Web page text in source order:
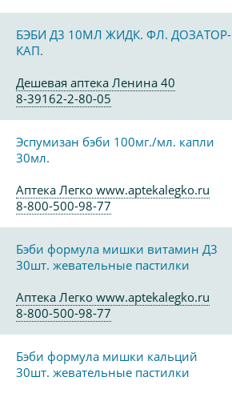
БЭБИ Д3 10МЛ ЖИДК. ФЛ. ДОЗАТОР-
КАП.
Дешевая аптека Ленина 40
8-39162-2-80-05
Эспумизан бэби 100мг./мл. капли
30мл.
Аптека Легко www.aptekalegko.ru
8-800-500-98-77
Бэби формула мишки витамин Д3
30шт. жевательные пастилки
Аптека Легко www.aptekalegko.ru
8-800-500-98-77
Бэби формула мишки кальций
30шт. жевательные пастилки